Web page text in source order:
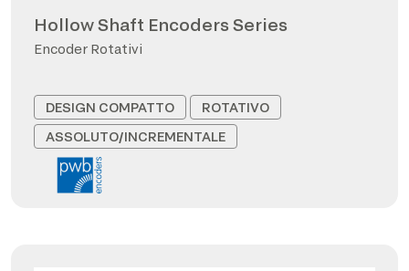
Hollow Shaft Encoders Series
Encoder Rotativi
DESIGN COMPATTO
ROTATIVO
ASSOLUTO/INCREMENTALE